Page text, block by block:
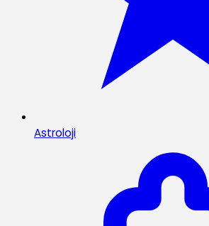
Astroloji